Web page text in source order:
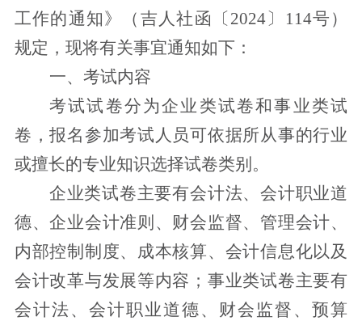
工作的通知》（吉人社函 〔2024〕 114号 ）
规定 ， 现将有关事宜通知如下：
一、考试内容
考试试卷分为企业类试卷和事业类试
卷，报名参加考试人员可依据所从事的行业
或擅长的专业知识选择试卷类别。
企业类试卷主要有会计法、会计职业道
德、企业会计准则、财会监督、管理会计、
内部控制制度、成本核算、会计信息化以及
会计改革与发展等内容；事业类试卷主要有
会计法、会计职业道德、财会监督、预算